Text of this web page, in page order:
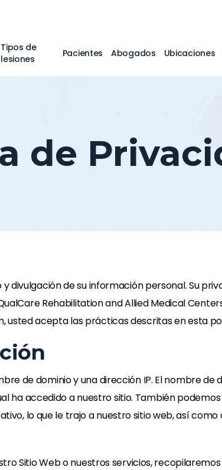
Tipos de
lesiones
Pacientes Abogados Ubicaciones
de
divulgación de su información personal. Su
Rehabilitation and Allied Medical
usted acepta las prácticas descritas en esta
de dominio y una dirección IP. El nombre de
ha accedido a nuestro sitio. También
lo que le trajo a nuestro sitio web, así
Sitio Web o nuestros servicios,